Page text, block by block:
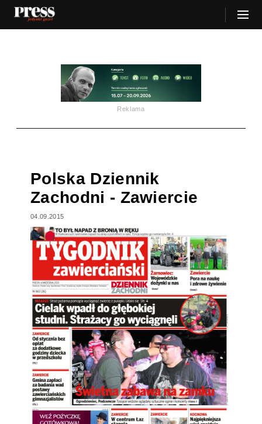
Reklama
Polska Dziennik
Zachodni - Zawiercie
04.09.2015